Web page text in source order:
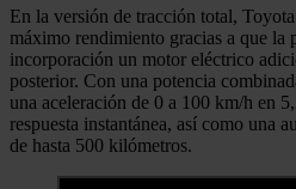
En la versión de tracción total,
máximo rendimiento gracias a que
incorporación un motor eléctrico
posterior. Con una potencia
una aceleración de 0 a 100 km/h en
respuesta instantánea, así como una
de hasta 500 kilómetros.